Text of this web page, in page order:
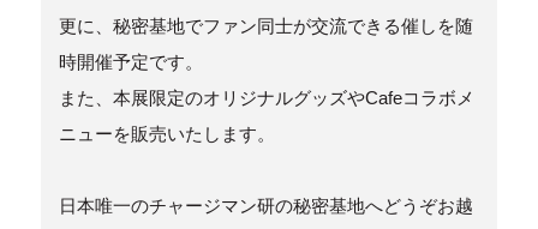
更に、秘密基地でファン同士が交流できる催しを随
時開催予定です。
また、本展限定のオリジナルグッズやCafeコラボメ
ニューを販売いたします。
日本唯一のチャージマン研の秘密基地へどうぞお越